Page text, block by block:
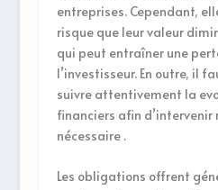
entreprises. Cependant,
risque que leur valeur
qui peut entraîner une
l’investisseur. En outre, il
suivre attentivement la
financiers afin
nécessaire .
Les obligations offrent